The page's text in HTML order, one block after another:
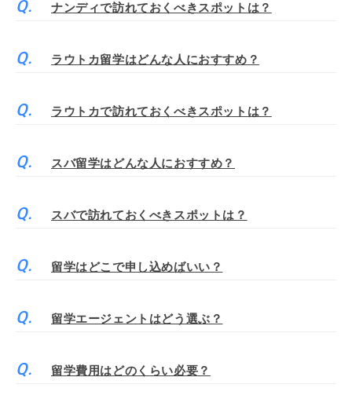
ナンディで訪れておくべきスポットは？
ラウトカ留学はどんな人におすすめ？
ラウトカで訪れておくべきスポットは？
スバ留学はどんな人におすすめ？
スバで訪れておくべきスポットは？
留学はどこで申し込めばいい？
留学エージェントはどう選ぶ？
留学費用はどのくらい必要？